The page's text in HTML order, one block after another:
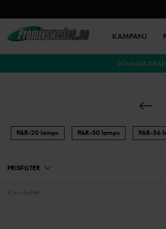
KAMPANJ
SOMMAR-
PAR-20 lamps PAR-30 lamps PAR-36
PRISFILTER
4 produkter